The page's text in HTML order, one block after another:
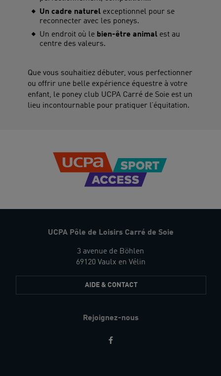
Un cadre naturel exceptionnel pour se
reconnecter avec les poneys.
Un endroit où le bien-être animal est au
centre des valeurs.
Que vous souhaitiez débuter, vous perfectionner
ou offrir une belle expérience équestre à votre
enfant, le poney club UCPA Carré de Soie est un
lieu incontournable pour pratiquer l’équitation.
UCPA Pôle de Loisirs Carré de Soie
3 avenue de Böhlen
69120 Vaulx en Vélin
AIDE & CONTACT
Rejoignez-nous